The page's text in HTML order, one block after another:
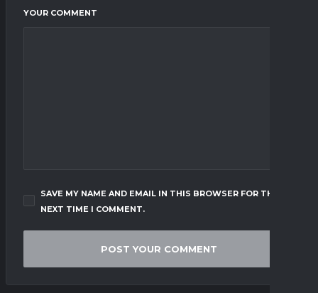
YOUR COMMENT
SAVE MY NAME AND EMAIL IN THIS BROWSER FOR THE
NEXT TIME I COMMENT.